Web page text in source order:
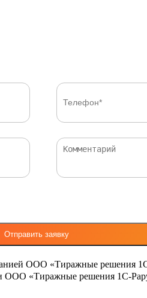
ООО «Тиражные решения
ООО «Тиражные решения 1С-